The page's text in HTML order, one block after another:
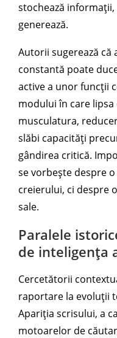
stochează informații,
generează.
Autorii sugerează că
constantă poate
active a unor funcții
modului în care lipsa
musculatura,
slăbi capacități
gândirea critică.
se vorbește despre
creierului, ci despre
sale.
Paralele
de inteligența
Cercetătorii
raportare la evoluții
Apariția scrisului, a
motoarelor de